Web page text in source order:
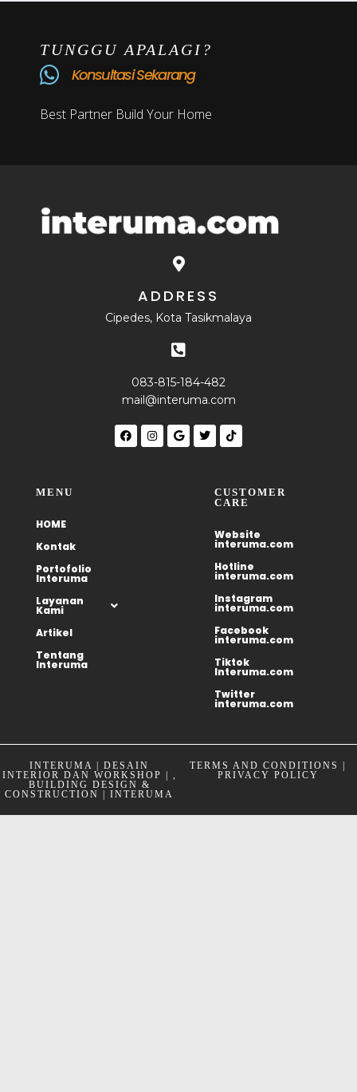
TUNGGU APALAGI?
Konsultasi Sekarang
Best Partner Build Your Home
ADDRESS
Cipedes, Kota Tasikmalaya
083-815-184-482
mail@interuma.com
MENU
HOME
Kontak
Portofolio
Interuma
Layanan
Kami
Artikel
Tentang
Interuma
CUSTOMER
CARE
Website
interuma.com
Hotline
interuma.com
Instagram
interuma.com
Facebook
interuma.com
Tiktok
Interuma.com
Twitter
interuma.com
INTERUMA | DESAIN
INTERIOR DAN WORKSHOP | ,
BUILDING DESIGN &
CONSTRUCTION | INTERUMA
TERMS AND CONDITIONS |
PRIVACY POLICY